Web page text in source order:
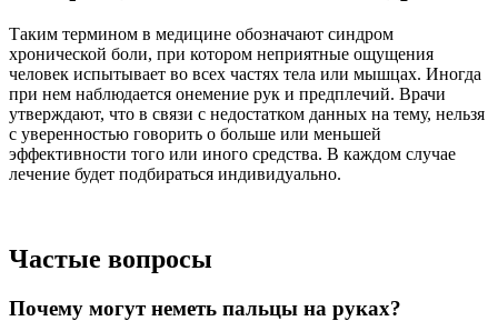
Таким термином в медицине обозначают синдром
хронической боли, при котором неприятные ощущения
человек испытывает во всех частях тела или мышцах. Иногда
при нем наблюдается онемение рук и предплечий. Врачи
утверждают, что в связи с недостатком данных на тему, нельзя
с уверенностью говорить о больше или меньшей
эффективности того или иного средства. В каждом случае
лечение будет подбираться индивидуально.
Частые вопросы
Почему могут неметь пальцы на руках?